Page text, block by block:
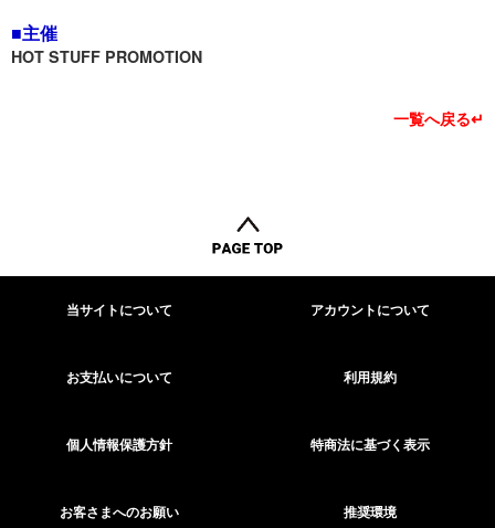
■主催
HOT STUFF PROMOTION
一覧へ戻る↵
当サイトについて アカウントについて
お支払いについて 利用規約
個人情報保護方針 特商法に基づく表示
お客さまへのお願い 推奨環境